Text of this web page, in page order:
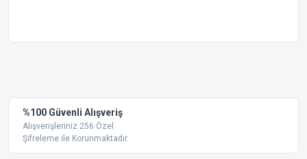
Ürün resmi kalitesiz, bozuk veya görüntülenemiyor.
Ürün açıklamasında eksik bilgiler bulunuyor.
%100 Güvenli Alışveriş
Alışverişleriniz 256 Özel
Şifreleme ile Korunmaktadır.